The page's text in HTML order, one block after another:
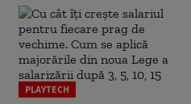
PLAYTECH